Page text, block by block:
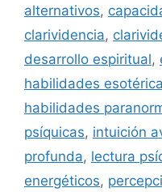
alternativos,
clarividencia,
desarrollo espiritual,
habilidades
habilidades
psíquicas, intuición
profunda, lectura
energéticos,